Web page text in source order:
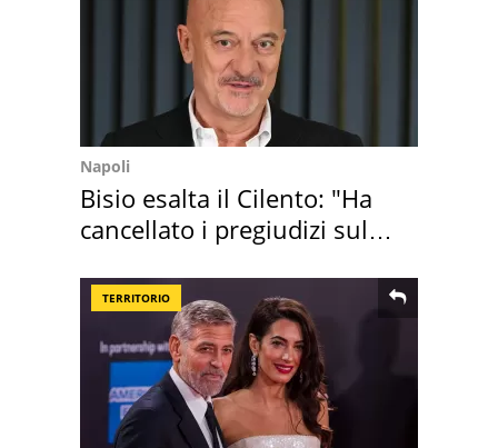
Napoli
Bisio esalta il Cilento: "Ha
cancellato i pregiudizi sul
TERRITORIO